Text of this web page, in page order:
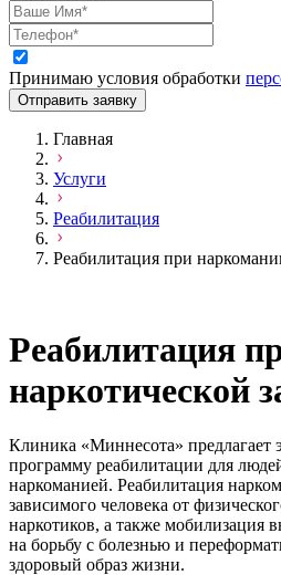
Принимаю условия обработки
Отправить заявку
Главная
Услуги
Реабилитация
Реабилитация при
Реабилитация
наркотической
Клиника «Миннесота» предлагает
программу реабилитации для
наркоманией. Реабилитация
зависимого человека от
наркотиков, а также мобилизация
на борьбу с болезнью и
здоровый образ жизни.